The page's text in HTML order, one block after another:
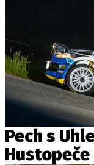
Pech s
Hustopeče